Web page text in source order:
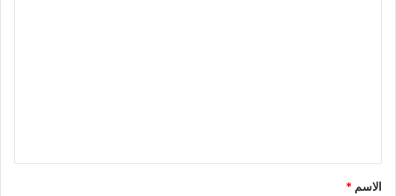
*
الاسم *